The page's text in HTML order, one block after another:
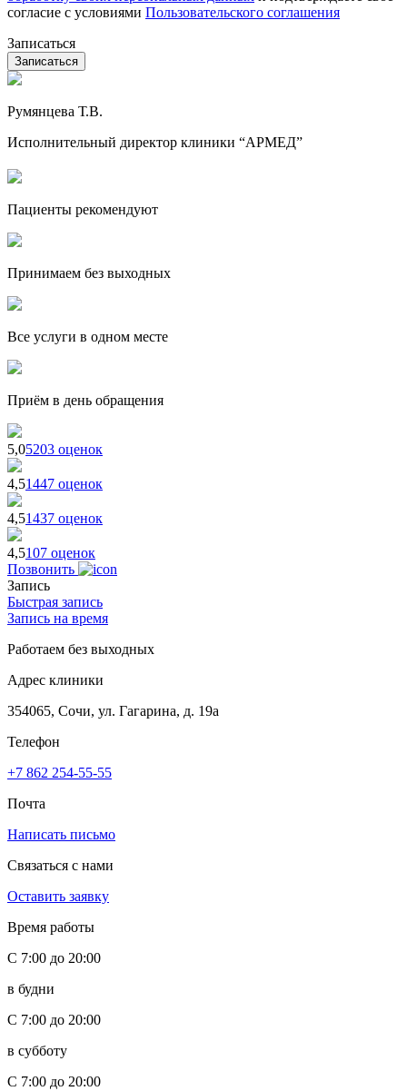
согласие с условиями Пользовательского соглашения
Записаться
Румянцева Т.В.
Исполнительный директор клиники “АРМЕД”
Пациенты рекомендуют
Принимаем без выходных
Все услуги в одном месте
Приём в день обращения
5,05203 оценок
4,51447 оценок
4,51437 оценок
4,5107 оценок
Позвонить
Запись
Быстрая запись
Запись на время
Работаем без выходных
Адрес клиники
354065, Сочи, ул. Гагарина, д. 19а
Телефон
+7 862 254-55-55
Почта
Написать письмо
Связаться с нами
Оставить заявку
Время работы
С 7:00 до 20:00
в будни
С 7:00 до 20:00
в субботу
С 7:00 до 20:00